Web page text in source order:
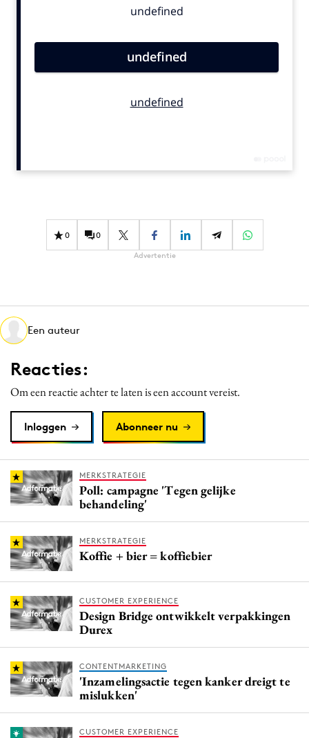
Contentmarketing
Effectiviteit
Gedragsverandering
Martech
Media
Merkstrategie
PR
Programmatic
Reputatie & crisis
0 0
Advertentie
Een auteur
Reacties:
Om een reactie achter te laten is een account vereist.
Inloggen Abonneer nu
MERKSTRATEGIE
Poll: campagne 'Tegen gelijke
behandeling'
MERKSTRATEGIE
Koffie + bier = koffiebier
CUSTOMER EXPERIENCE
Design Bridge ontwikkelt verpakkingen
Durex
CONTENTMARKETING
'Inzamelingsactie tegen kanker dreigt te
mislukken'
CUSTOMER EXPERIENCE